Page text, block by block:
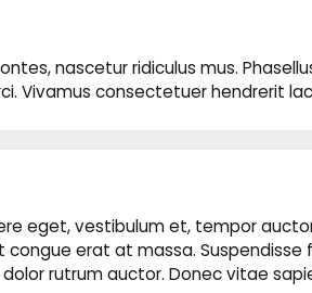
nascetur ridiculus mus.
Vivamus consectetuer hendrerit
eget, vestibulum et, tempor
erat at massa.
rutrum auctor. Donec vitae